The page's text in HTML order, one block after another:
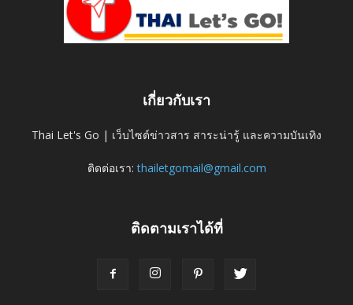
เกี่ยวกับเรา
Thai Let's Go | เว็บไซต์ข่าวสาร สาระน่ารู้ และความบันเทิง
ติดต่อเรา:thailetgomail@gmail.com
ติดตามเราได้ที่